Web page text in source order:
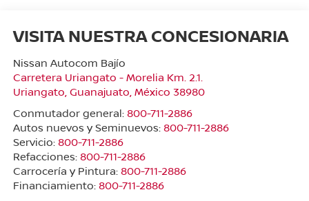
VISITA NUESTRA CONCESIONARIA
Nissan Autocom Bajío
Carretera Uriangato - Morelia Km. 2.1.
Uriangato, Guanajuato, México 38980
Conmutador general: 800-711-2886
Autos nuevos y Seminuevos: 800-711-2886
Servicio: 800-711-2886
Refacciones: 800-711-2886
Carrocería y Pintura: 800-711-2886
Financiamiento: 800-711-2886